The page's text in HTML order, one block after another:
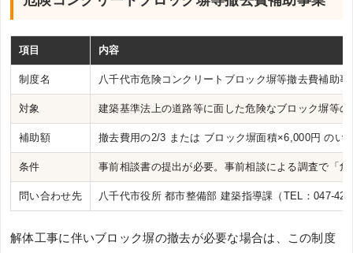
項目 内容
制度名 八千代市危険コンクリートブロック塀等撤去費補助事
対象 建築基準法上の道路等に面した危険なブロック塀等の
補助額 撤去費用の2/3 または ブロック塀面積×6,000円 のい
条件 事前相談書の提出が必要。事前相談による調査で「
問い合わせ先 八千代市役所 都市整備部 建築指導課（TEL：047-
解体工事に伴いブロック塀の撤去が必要な場合は、この制度